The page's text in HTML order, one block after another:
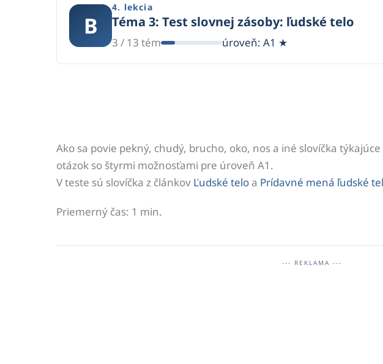
B
4. lekcia
Téma 3: Test slovnej zásoby: ľudské telo
3 / 13 tém úroveň: A1 ★
Ako sa povie pekný, chudý, brucho, oko, nos a iné slovíčka
otázok so štyrmi možnosťami pre úroveň A1.
V teste sú slovíčka z článkov Ľudské teloa Prídavné mená ľudské
Priemerný čas: 1 min.
--- REKLAMA ---